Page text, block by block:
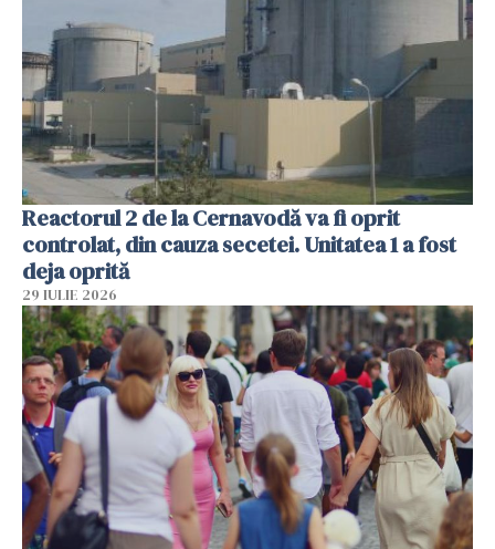
Reactorul 2 de la Cernavodă va fi oprit
controlat, din cauza secetei. Unitatea 1 a fost
deja oprită
29 IULIE 2026